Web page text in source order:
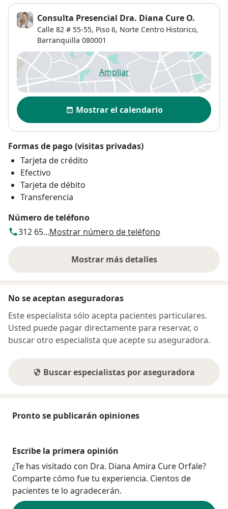
Consulta Presencial Dra. Diana Cure O.
Calle 82 # 55-55, Piso 6, Norte Centro Historico,
Barranquilla 080001
Ampliarse abre en una nueva
Disponibilidad
Mostrar el calendario
Formas de pago (visitas privadas)
Tarjeta de crédito
Efectivo
Tarjeta de débito
Transferencia
Número de teléfono
312 65...Mostrar número de teléfono
Mostrar más detalles
sobre la dirección
No se aceptan aseguradoras
Este especialista sólo acepta pacientes particulares.
Usted puede pagar directamente para reservar, o
buscar otro especialista que acepte su aseguradora.
Buscar especialistas por aseguradora
Pronto se publicarán opiniones
Escribe la primera opinión
¿Te has visitado con Dra. Diana Amira Cure Orfale?
Comparte cómo fue tu experiencia. Cientos de
pacientes te lo agradecerán.